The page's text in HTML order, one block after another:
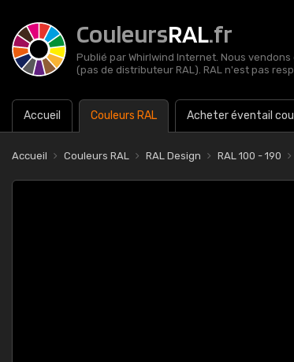
CouleursRAL.fr
Publié par Whirlwind Internet. Nous
(pas de distributeur RAL). RAL n'est pas
Accueil Couleurs RAL Acheter éventail
Accueil Couleurs RAL RAL Design RAL 100 - 190